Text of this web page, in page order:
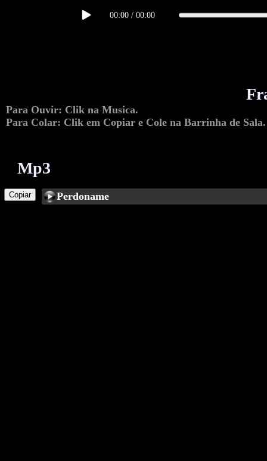
00:00 / 00:00
Para Ouvir: Clik na Musica.
Para Colar: Clik em Copiar e Cole na Barrinha de Sala.
Mp3
Perdoname
Copiar